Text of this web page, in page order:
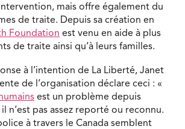
mais offre également du
de traite. Depuis sa création en
Foundation est venu en aide à plus
de traite ainsi qu’à leurs familles.
à l’intention de La Liberté, Janet
de l’organisation déclare ceci : «
est un problème depuis
n’est pas assez reporté ou reconnu.
à travers le Canada semblent